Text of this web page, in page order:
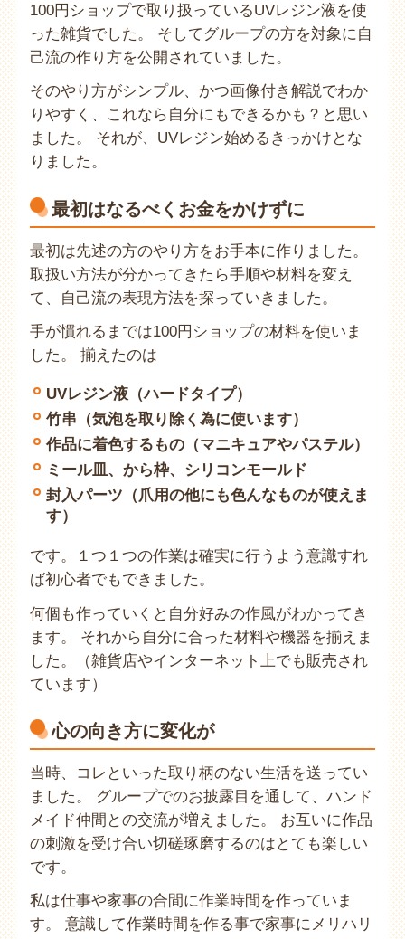
100円ショップで取り扱っているUVレジン液を使
った雑貨でした。 そしてグループの方を対象に自
己流の作り方を公開されていました。
そのやり方がシンプル、かつ画像付き解説でわか
りやすく、これなら自分にもできるかも？と思い
ました。 それが、UVレジン始めるきっかけとな
りました。
最初はなるべくお金をかけずに
最初は先述の方のやり方をお手本に作りました。
取扱い方法が分かってきたら手順や材料を変え
て、自己流の表現方法を探っていきました。
手が慣れるまでは100円ショップの材料を使いま
した。 揃えたのは
UVレジン液（ハードタイプ）
竹串（気泡を取り除く為に使います）
作品に着色するもの（マニキュアやパステル）
ミール皿、から枠、シリコンモールド
封入パーツ（爪用の他にも色んなものが使えま
す）
です。１つ１つの作業は確実に行うよう意識すれ
ば初心者でもできました。
何個も作っていくと自分好みの作風がわかってき
ます。 それから自分に合った材料や機器を揃えま
した。（雑貨店やインターネット上でも販売され
ています）
心の向き方に変化が
当時、コレといった取り柄のない生活を送ってい
ました。 グループでのお披露目を通して、ハンド
メイド仲間との交流が増えました。 お互いに作品
の刺激を受け合い切磋琢磨するのはとても楽しい
です。
私は仕事や家事の合間に作業時間を作っていま
す。 意識して作業時間を作る事で家事にメリハリ